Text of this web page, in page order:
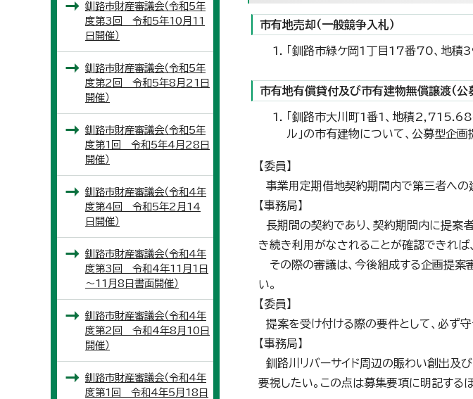
市有地売却（一般競争入札）
「釧路市緑ケ岡1丁目17番70、地積
市有地有償貸付及び市有建物無償譲渡（公
「釧路市大川町1番1、地積
ル」の市有建物について、公募型企
【委員】
事業用定期借地契約期間内で第三者への
【事務局】
長期間の契約であり、契約期間内に提案
き続き利用がなされることが確認できれば
その際の審議は、今後組成する企画提案
い。
【委員】
提案を受け付ける際の要件として、必ず守
【事務局】
釧路川リバーサイド周辺の賑わい創出及
要視したい。この点は募集要項に明記する
釧路市財産審議会（令和5年
度第3回 令和5年10月11
日開催）
釧路市財産審議会（令和5年
度第2回 令和5年8月21日
開催）
釧路市財産審議会（令和5年
度第1回 令和5年4月28日
開催）
釧路市財産審議会（令和4年
度第4回 令和5年2月14
日開催）
釧路市財産審議会（令和4年
度第3回 令和4年11月1日
～11月8日書面開催）
釧路市財産審議会（令和4年
度第2回 令和4年8月10日
開催）
釧路市財産審議会（令和4年
度第1回 令和4年5月18日